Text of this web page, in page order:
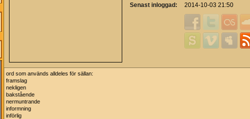
Senast inloggad:
2014-10-03 21:50
ord som används alldeles för sällan:
framslag
nekligen
bakstående
nermuntrande
informning
införlig